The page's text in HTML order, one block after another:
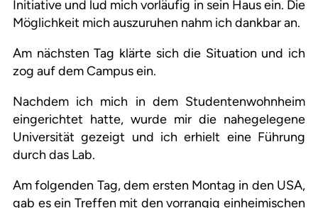
Initiative und lud mich vorläufig in sein Haus ein. Die
Möglichkeit mich auszuruhen nahm ich dankbar an.
Am nächsten Tag klärte sich die Situation und ich
zog auf dem Campus ein.
Nachdem ich mich in dem Studentenwohnheim
eingerichtet hatte, wurde mir die nahegelegene
Universität gezeigt und ich erhielt eine Führung
durch das Lab.
Am folgenden Tag, dem ersten Montag in den USA,
gab es ein Treffen mit den vorrangig einheimischen